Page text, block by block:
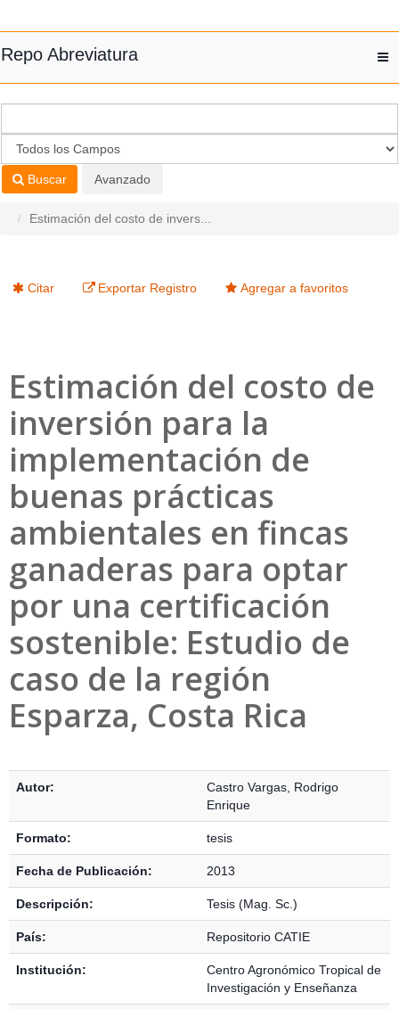
Repo Abreviatura
Buscar Avanzado
Estimación del costo de invers...
Citar Exportar Registro Agregar a favoritos
Estimación del costo de
inversión para la
implementación de
buenas prácticas
ambientales en fincas
ganaderas para optar
por una certificación
sostenible: Estudio de
caso de la región
Esparza, Costa Rica
Autor:
Castro Vargas, Rodrigo
Enrique
Formato: tesis
Fecha de Publicación: 2013
Descripción: Tesis (Mag. Sc.)
País: Repositorio CATIE
Institución:
Centro Agronómico Tropical de
Investigación y Enseñanza